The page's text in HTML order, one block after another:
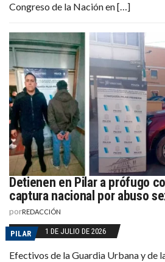
Congreso de la Nación en […]
Detienen en Pilar a prófugo
captura nacional por abuso
porREDACCIÓN
PILAR 1 DE JULIO DE 2026
Efectivos de la Guardia Urbana y de